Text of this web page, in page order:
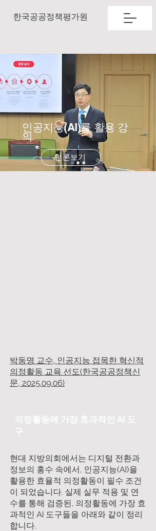
한국공공정책평가원
​인공지능(AI)를 활용 강
의
언론보기
박동명 교수, 인공지능 접목한 혁신적
의정활동 교육 선도(한국공공정책신
문, 2025.09.06)
의정활동에 가장 효과적인 AI 도
구
현대 지방의회에서는 디지털 전환과
정보의 홍수 속에서, 인공지능(AI)을
활용한 효율적 의정활동이 필수 조건
이 되었습니다. 실제 실무 적용 및 연
수를 통해 검증된, 의정활동에 가장 효
과적인 AI 도구들을 아래와 같이 정리
합니다.